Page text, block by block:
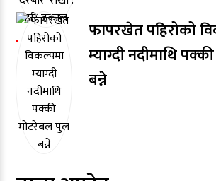
फापरखेत पहिरोको
म्याग्दी नदीमाथि
बन्ने